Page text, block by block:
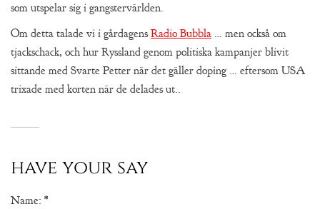
som utspelar sig i gangstervärlden.
Om detta talade vi i gårdagensRadio Bubbla … men också om
tjackschack, och hur Ryssland genom politiska kampanjer blivit
sittande med Svarte Petter när det gäller doping … eftersom USA
trixade med korten när de delades ut..
have your say
Name: *